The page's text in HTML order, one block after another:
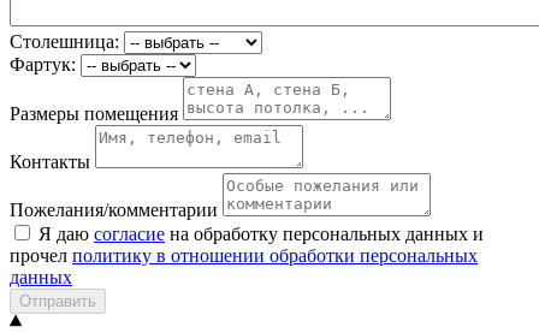
Столешница:
Фартук:
Размеры помещения
Контакты
Пожелания/комментарии
Я даю согласие на обработку персональных данных и
прочел политику в отношении обработки персональных
данных
Отправить